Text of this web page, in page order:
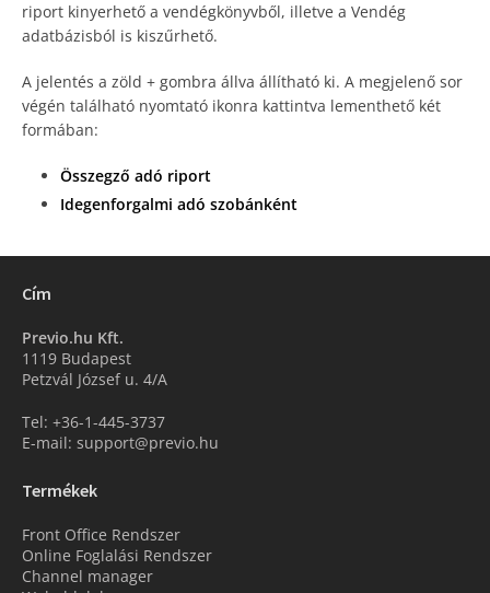
riport kinyerhető a vendégkönyvből, illetve a Vendég
adatbázisból is kiszűrhető.
A jelentés a zöld + gombra állva állítható ki. A megjelenő sor
végén található nyomtató ikonra kattintva lementhető két
formában:
Összegző adó riport
Idegenforgalmi adó szobánként
Cím
Previo.hu Kft.
1119 Budapest
Petzvál József u. 4/A
Tel: +36-1-445-3737
E-mail: support@previo.hu
Termékek
Front Office Rendszer
Online Foglalási Rendszer
Channel manager